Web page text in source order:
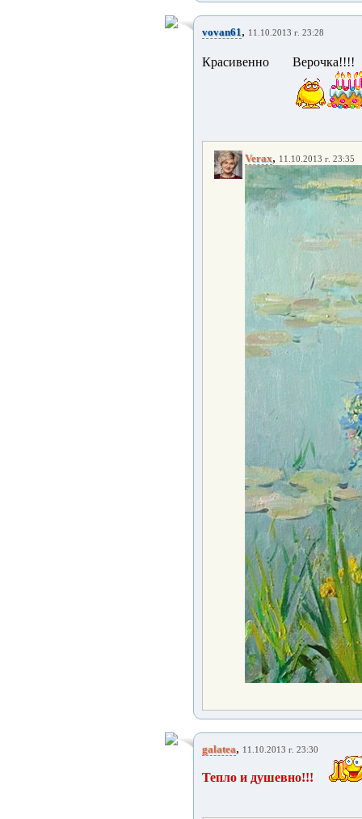
vovan61, 11.10.2013 г. 23:28
Красивенно Верочка!!!!
Verax, 11.10.2013 г. 23:35
galatea, 11.10.2013 г. 23:30
Тепло и душевно!!!